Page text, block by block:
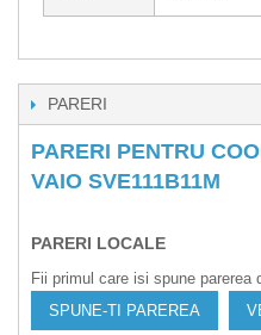
PARERI
PARERI PENTRU
VAIO SVE111B11M
PARERI LOCALE
Fii primul care isi spune parerea
SPUNE-TI PAREREA